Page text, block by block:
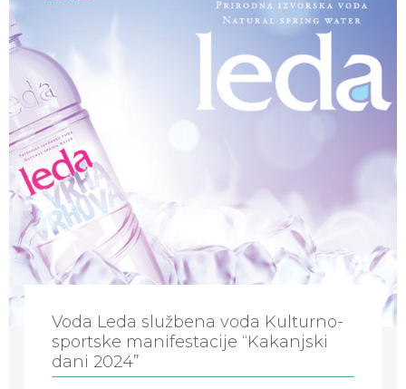
Voda Leda službena voda Kulturno-
sportske manifestacije “Kakanjski
dani 2024”